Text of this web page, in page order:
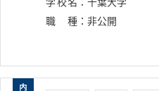
職種 ： 非公開